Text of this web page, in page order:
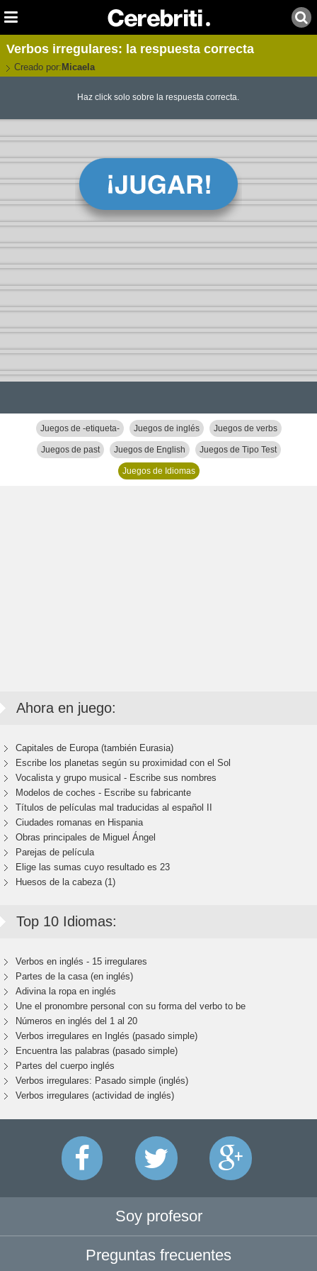
Verbos irregulares: la respuesta correcta
Creado por: Micaela
Haz click solo sobre la respuesta correcta.
Juegos de -etiqueta- Juegos de inglés Juegos de verbs
Juegos de past Juegos de English Juegos de Tipo Test
Juegos de Idiomas
Ahora en juego:
Capitales de Europa (también Eurasia)
Escribe los planetas según su proximidad con el Sol
Vocalista y grupo musical - Escribe sus nombres
Modelos de coches - Escribe su fabricante
Títulos de películas mal traducidas al español II
Ciudades romanas en Hispania
Obras principales de Miguel Ángel
Parejas de película
Elige las sumas cuyo resultado es 23
Huesos de la cabeza (1)
Top 10 Idiomas:
Verbos en inglés - 15 irregulares
Partes de la casa (en inglés)
Adivina la ropa en inglés
Une el pronombre personal con su forma del verbo to be
Números en inglés del 1 al 20
Verbos irregulares en Inglés (pasado simple)
Encuentra las palabras (pasado simple)
Partes del cuerpo inglés
Verbos irregulares: Pasado simple (inglés)
Verbos irregulares (actividad de inglés)
Soy profesor
Preguntas frecuentes